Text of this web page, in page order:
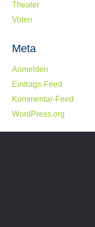
Theater
Voten
Meta
Anmelden
Eintrags-Feed
Kommentar-Feed
WordPress.org